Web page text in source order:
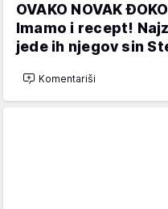
OVAKO NOVAK
Imamo i recept!
jede ih njegov sin
Komentariši